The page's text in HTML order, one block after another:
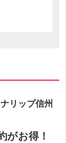
リップ信州
がお得！